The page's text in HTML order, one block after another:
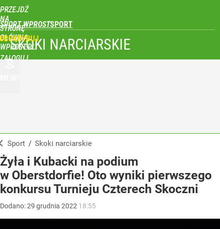
PRZEJDŹ
NA
STRONĘ
GŁÓWNĄ
WPROST.PL
SPORT WPROST
ZALOGUJ
SKOKI NARCIARSKIE
Sport / Skoki narciarskie
Żyła i Kubacki na podium
w Oberstdorfie! Oto wyniki pierwszego
konkursu Turnieju Czterech Skoczni
Dodano:29 grudnia 2022 18:55